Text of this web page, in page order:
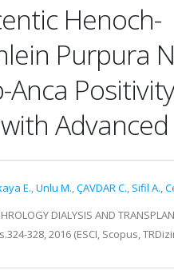
Henoch-
Purpura
Anca
Advanced
E.,Unlu M.,ÇAVDAR C., Sifil A.,
DIALYSIS AND
328, 2016 (ESCI, Scopus,